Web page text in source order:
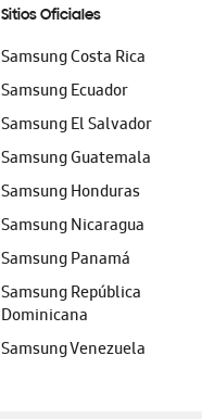
Sitios Oficiales
Samsung Costa Rica
Samsung Ecuador
Samsung El Salvador
Samsung Guatemala
Samsung Honduras
Samsung Nicaragua
Samsung Panamá
Samsung República
Dominicana
Samsung Venezuela